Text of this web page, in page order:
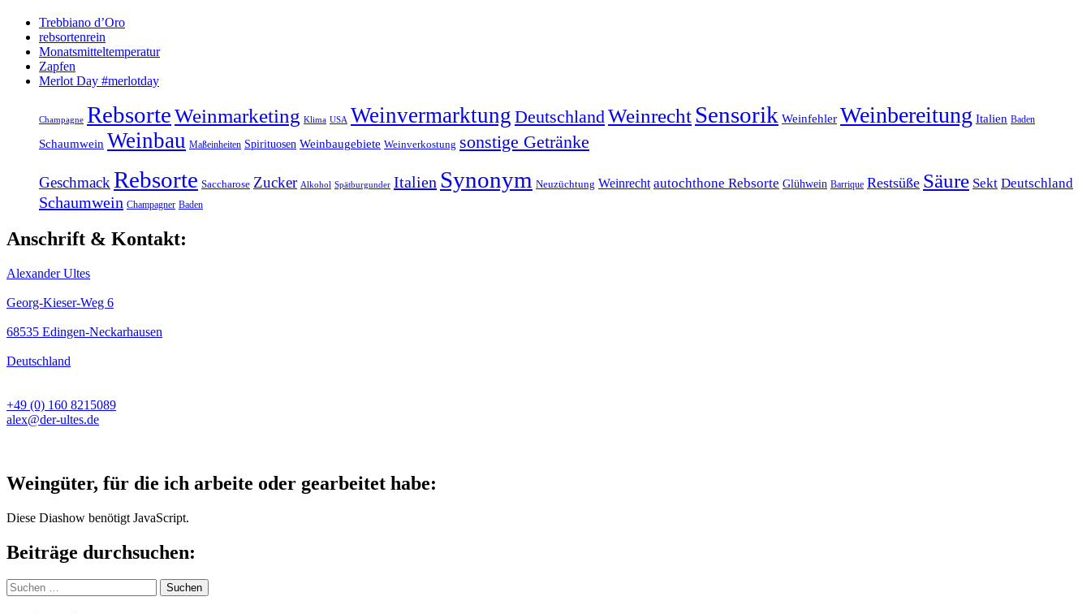
Trebbiano d’Oro
rebsortenrein
Monatsmitteltemperatur
Zapfen
Merlot Day #merlotday
Champagne RebsorteWeinmarketing Klima USA Weinvermarktung DeutschlandWeinrecht Sensorik Weinfehler Weinbereitung Italien Baden
Schaumwein Weinbau Maßeinheiten Spirituosen Weinbaugebiete Weinverkostung sonstige Getränke
Geschmack Rebsorte Saccharose Zucker Alkohol Spätburgunder Italien Synonym Neuzüchtung Weinrecht autochthone Rebsorte Glühwein Barrique Restsüße Säure Sekt Deutschland
Schaumwein Champagner Baden
Anschrift & Kontakt:
Alexander Ultes
Georg-Kieser-Weg 6
68535 Edingen-Neckarhausen
Deutschland
+49 (0) 160 8215089
alex@der-ultes.de
Weingüter, für die ich arbeite oder gearbeitet habe:
Diese Diashow benötigt JavaScript.
Beiträge durchsuchen:
Suchen
nach: